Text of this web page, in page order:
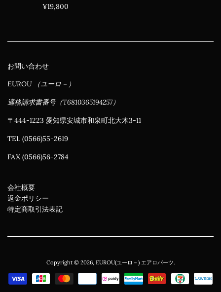
通
¥19,800
お問い合わせ
EUROU （ユーロ－）
適格請求書番号（T6810365194257）
〒444-1223 愛知県安城市和泉町北大木3-11
TEL (0566)55-2619
FAX (0566)56-2784
会社概要
返金ポリシー
特定商取引法表記
Copyright © 2026, EUROU(ユーロ－) エアロパーツ.
お